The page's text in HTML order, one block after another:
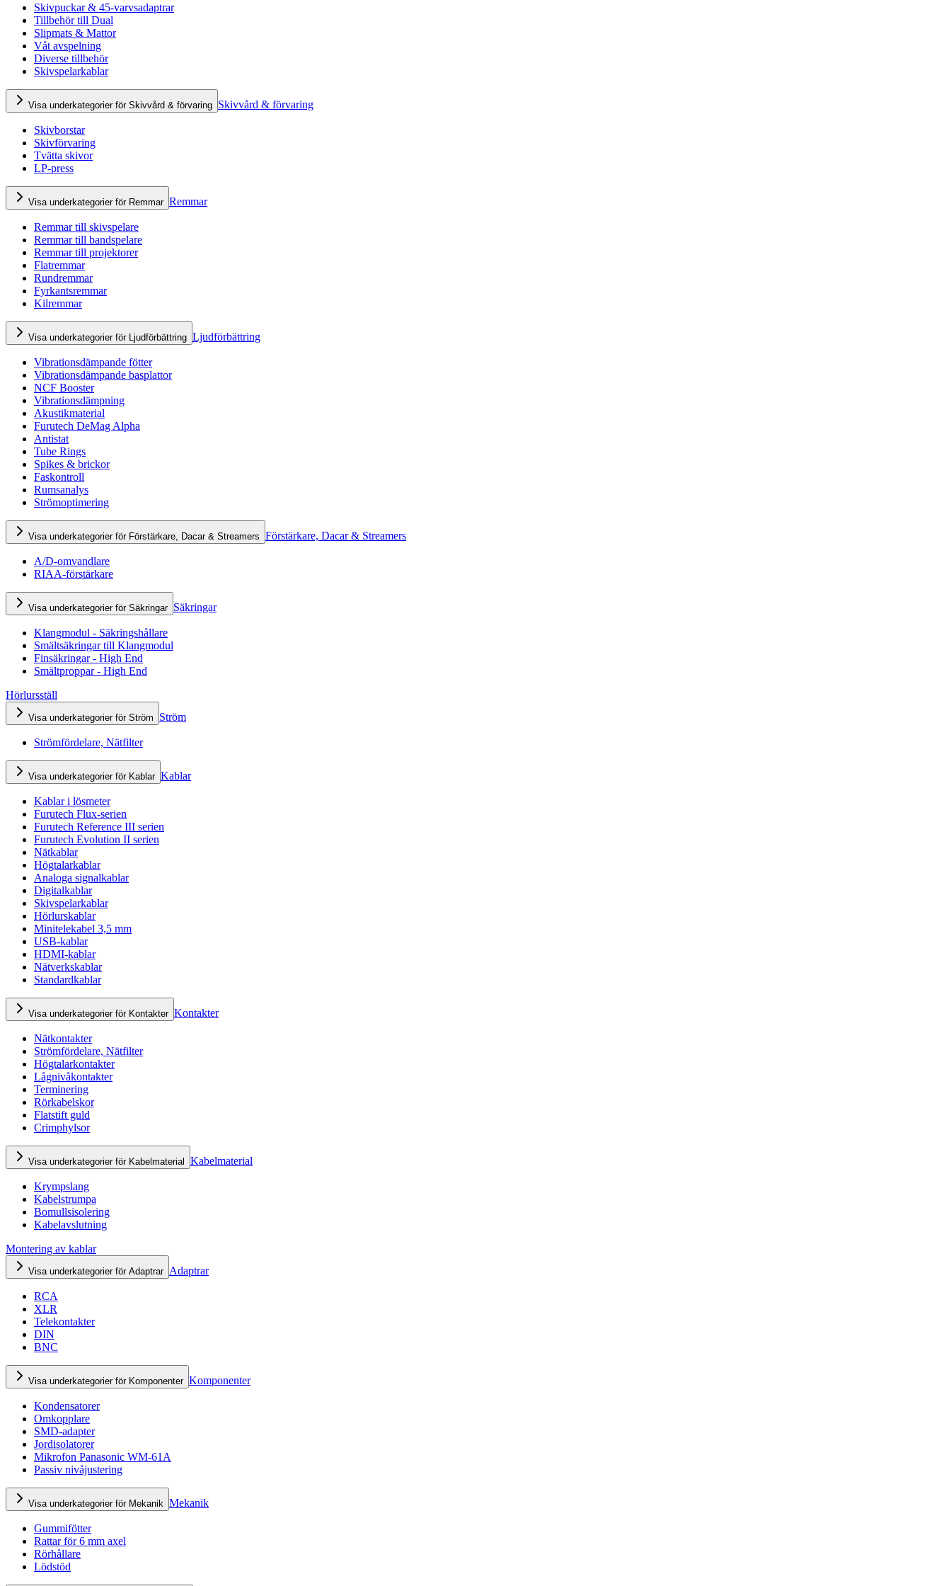
Skivpuckar & 45-varvsadaptrar
Tillbehör till Dual
Slipmats & Mattor
Våt avspelning
Diverse tillbehör
Skivspelarkablar
Visa underkategorier för Skivvård & förvaring Skivvård & förvaring
Skivborstar
Skivförvaring
Tvätta skivor
LP-press
Visa underkategorier för Remmar Remmar
Remmar till skivspelare
Remmar till bandspelare
Remmar till projektorer
Flatremmar
Rundremmar
Fyrkantsremmar
Kilremmar
Visa underkategorier för Ljudförbättring Ljudförbättring
Vibrationsdämpande fötter
Vibrationsdämpande basplattor
NCF Booster
Vibrationsdämpning
Akustikmaterial
Furutech DeMag Alpha
Antistat
Tube Rings
Spikes & brickor
Faskontroll
Rumsanalys
Strömoptimering
Visa underkategorier för Förstärkare, Dacar & Streamers Förstärkare, Dacar & Streamers
A/D-omvandlare
RIAA-förstärkare
Visa underkategorier för Säkringar Säkringar
Klangmodul - Säkringshållare
Smältsäkringar till Klangmodul
Finsäkringar - High End
Smältproppar - High End
Hörlursställ
Visa underkategorier för Ström Ström
Strömfördelare, Nätfilter
Visa underkategorier för Kablar Kablar
Kablar i lösmeter
Furutech Flux-serien
Furutech Reference III serien
Furutech Evolution II serien
Nätkablar
Högtalarkablar
Analoga signalkablar
Digitalkablar
Skivspelarkablar
Hörlurskablar
Minitelekabel 3,5 mm
USB-kablar
HDMI-kablar
Nätverkskablar
Standardkablar
Visa underkategorier för Kontakter Kontakter
Nätkontakter
Strömfördelare, Nätfilter
Högtalarkontakter
Lågnivåkontakter
Terminering
Rörkabelskor
Flatstift guld
Crimphylsor
Visa underkategorier för Kabelmaterial Kabelmaterial
Krympslang
Kabelstrumpa
Bomullsisolering
Kabelavslutning
Montering av kablar
Visa underkategorier för Adaptrar Adaptrar
RCA
XLR
Telekontakter
DIN
BNC
Visa underkategorier för Komponenter Komponenter
Kondensatorer
Omkopplare
SMD-adapter
Jordisolatorer
Mikrofon Panasonic WM-61A
Passiv nivåjustering
Visa underkategorier för Mekanik Mekanik
Gummifötter
Rattar för 6 mm axel
Rörhållare
Lödstöd